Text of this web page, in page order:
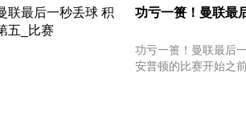
功亏一篑！曼联最
功亏一篑！曼联最后
安普顿的比赛开始之